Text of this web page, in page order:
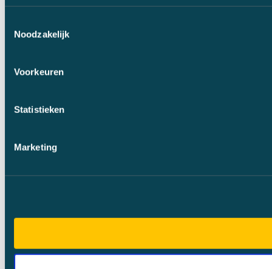
Noodzakelijk
Voorkeuren
Statistieken
Marketing